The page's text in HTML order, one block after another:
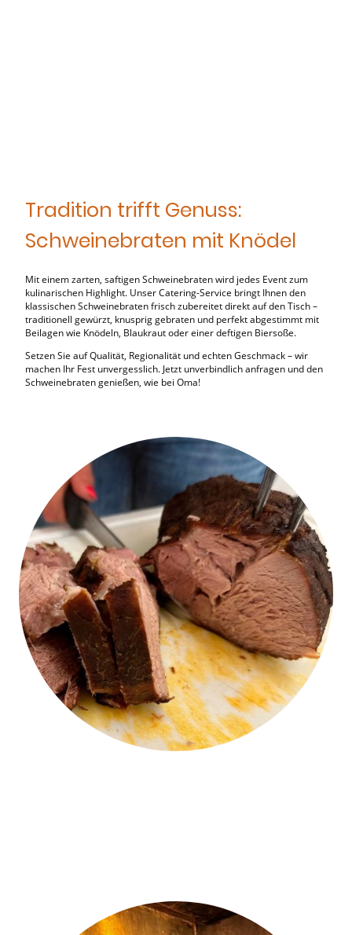
Tradition trifft Genuss:
Schweinebraten mit Knödel
Mit einem zarten, saftigen Schweinebraten wird jedes Event zum
kulinarischen Highlight. Unser Catering-Service bringt Ihnen den
klassischen Schweinebraten frisch zubereitet direkt auf den Tisch –
traditionell gewürzt, knusprig gebraten und perfekt abgestimmt mit
Beilagen wie Knödeln, Blaukraut oder einer deftigen Biersoße.
Setzen Sie auf Qualität, Regionalität und echten Geschmack – wir
machen Ihr Fest unvergesslich. Jetzt unverbindlich anfragen und den
Schweinebraten genießen, wie bei Oma!